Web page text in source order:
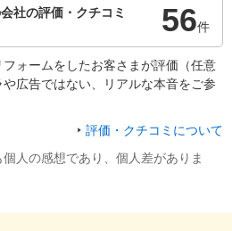
社の評価・クチコミ 56件
ォームをしたお客さまが評価（任意
広告ではない、リアルな本音をご参
評価・クチコミについて
人の感想であり、個人差がありま